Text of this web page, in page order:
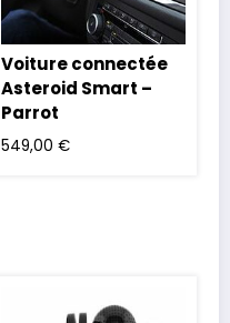
Voiture connectée
Asteroid Smart –
Parrot
549,00 €